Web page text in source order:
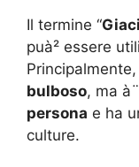
Il termine “
puà² essere
bulboso, ma
persona e ha
culture.